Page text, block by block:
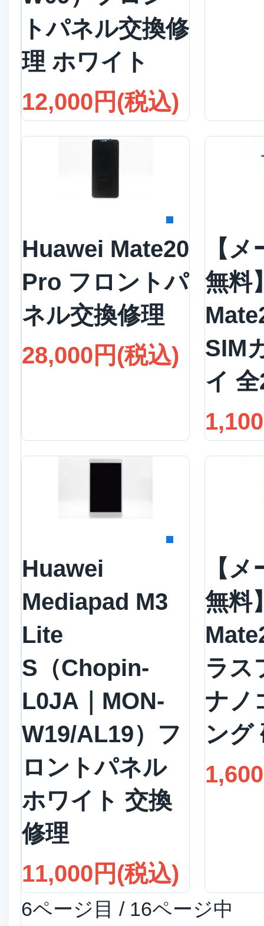
トパネル交換修
理 ホワイト
12,000円(税込)
Huawei Mate20
Pro フロントパ
ネル交換修理
28,000円(税込)
【
無料
SIM
イ
Huawei
Mediapad M3
Lite
S（Chopin-
L0JA｜MON-
W19/AL19）フ
ロントパネル
ホワイト 交換
修理
11,000円(税込)
【
無料
ラス
ナノ
ング
6ページ目 / 16ページ中